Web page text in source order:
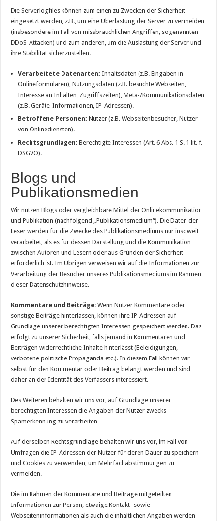
Die Serverlogfiles können zum einen zu Zwecken der Sicherheit
eingesetzt werden, z.B., um eine Überlastung der Server zu vermeiden
(insbesondere im Fall von missbräuchlichen Angriffen, sogenannten
DDoS-Attacken) und zum anderen, um die Auslastung der Server und
ihre Stabilität sicherzustellen.
Verarbeitete Datenarten: Inhaltsdaten (z.B. Eingaben in
Onlineformularen), Nutzungsdaten (z.B. besuchte Webseiten,
Interesse an Inhalten, Zugriffszeiten), Meta-/Kommunikationsdaten
(z.B. Geräte-Informationen, IP-Adressen).
Betroffene Personen: Nutzer (z.B. Webseitenbesucher, Nutzer
von Onlinediensten).
Rechtsgrundlagen: Berechtigte Interessen (Art. 6 Abs. 1 S. 1 lit. f.
DSGVO).
Blogs und
Publikationsmedien
Wir nutzen Blogs oder vergleichbare Mittel der Onlinekommunikation
und Publikation (nachfolgend „Publikationsmedium“). Die Daten der
Leser werden für die Zwecke des Publikationsmediums nur insoweit
verarbeitet, als es für dessen Darstellung und die Kommunikation
zwischen Autoren und Lesern oder aus Gründen der Sicherheit
erforderlich ist. Im Übrigen verweisen wir auf die Informationen zur
Verarbeitung der Besucher unseres Publikationsmediums im Rahmen
dieser Datenschutzhinweise.
Kommentare und Beiträge: Wenn Nutzer Kommentare oder
sonstige Beiträge hinterlassen, können ihre IP-Adressen auf
Grundlage unserer berechtigten Interessen gespeichert werden. Das
erfolgt zu unserer Sicherheit, falls jemand in Kommentaren und
Beiträgen widerrechtliche Inhalte hinterlässt (Beleidigungen,
verbotene politische Propaganda etc.). In diesem Fall können wir
selbst für den Kommentar oder Beitrag belangt werden und sind
daher an der Identität des Verfassers interessiert.
Des Weiteren behalten wir uns vor, auf Grundlage unserer
berechtigten Interessen die Angaben der Nutzer zwecks
Spamerkennung zu verarbeiten.
Auf derselben Rechtsgrundlage behalten wir uns vor, im Fall von
Umfragen die IP-Adressen der Nutzer für deren Dauer zu speichern
und Cookies zu verwenden, um Mehrfachabstimmungen zu
vermeiden.
Die im Rahmen der Kommentare und Beiträge mitgeteilten
Informationen zur Person, etwaige Kontakt- sowie
Webseiteninformationen als auch die inhaltlichen Angaben werden